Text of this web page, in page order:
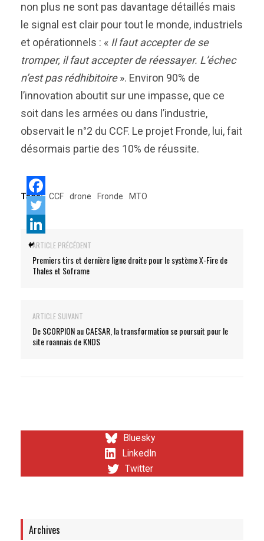
non plus ne sont pas davantage détaillés mais
le signal est clair pour tout le monde, industriels
et opérationnels : « Il faut accepter de se
tromper, il faut accepter de réessayer. L’échec
n’est pas rédhibitoire». Environ 90% de
l’innovation aboutit sur une impasse, que ce
soit dans les armées ou dans l’industrie,
observait le n°2 du CCF. Le projet Fronde, lui, fait
désormais partie des 10% de réussite.
Tags: CCF drone Fronde MTO
ARTICLE PRÉCÉDENT
Premiers tirs et dernière ligne droite pour le système X-Fire de
Thales et Soframe
ARTICLE SUIVANT
De SCORPION au CAESAR, la transformation se poursuit pour le
site roannais de KNDS
Bluesky
LinkedIn
Twitter
Archives